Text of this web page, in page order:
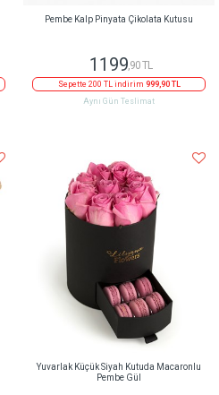
Pembe Kalp Pinyata Çikolata Kutusu
1199,90 TL
Sepette 200 TL indirim 999,90 TL
Aynı Gün Teslimat
Yuvarlak Küçük Siyah Kutuda Macaronlu
Pembe Gül